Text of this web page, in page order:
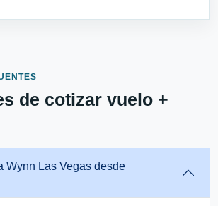
de cotizar vuelo +
Wynn Las Vegas desde